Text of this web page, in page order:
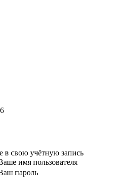
в свою учётную запись
имя пользователя
пароль